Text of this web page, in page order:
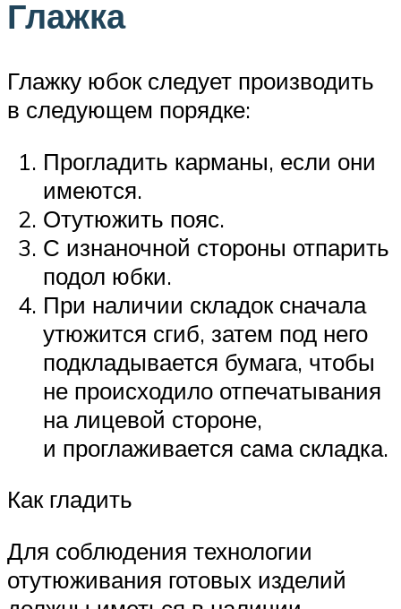
Глажка
Глажку юбок следует производить
в следующем порядке:
Прогладить карманы, если они
имеются.
Отутюжить пояс.
С изнаночной стороны отпарить
подол юбки.
При наличии складок сначала
утюжится сгиб, затем под него
подкладывается бумага, чтобы
не происходило отпечатывания
на лицевой стороне,
и проглаживается сама складка.
Как гладить
Для соблюдения технологии
отутюживания готовых изделий